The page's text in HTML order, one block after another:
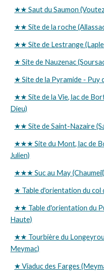
★★ Saut du Saumon
★★ Site de la roche
★★ Site de Lestrange
★ Site de Nauzenac
★ Site de la Pyramide - Puy
★★ Site de la Vie, lac de
Dieu)
★★ Site de Saint-Nazaire
★★★ Site du Mont, lac de
Julien)
★★★ Suc au May (Chaumeil)
★ Table d'orientation du col
★★ Table d'orientation du
Haute)
★★ Tourbière du
Meymac)
★ Viaduc des Farges